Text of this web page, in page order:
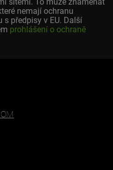
nemají ochranu
předpisy v EU. Další
prohlášení o ochraně